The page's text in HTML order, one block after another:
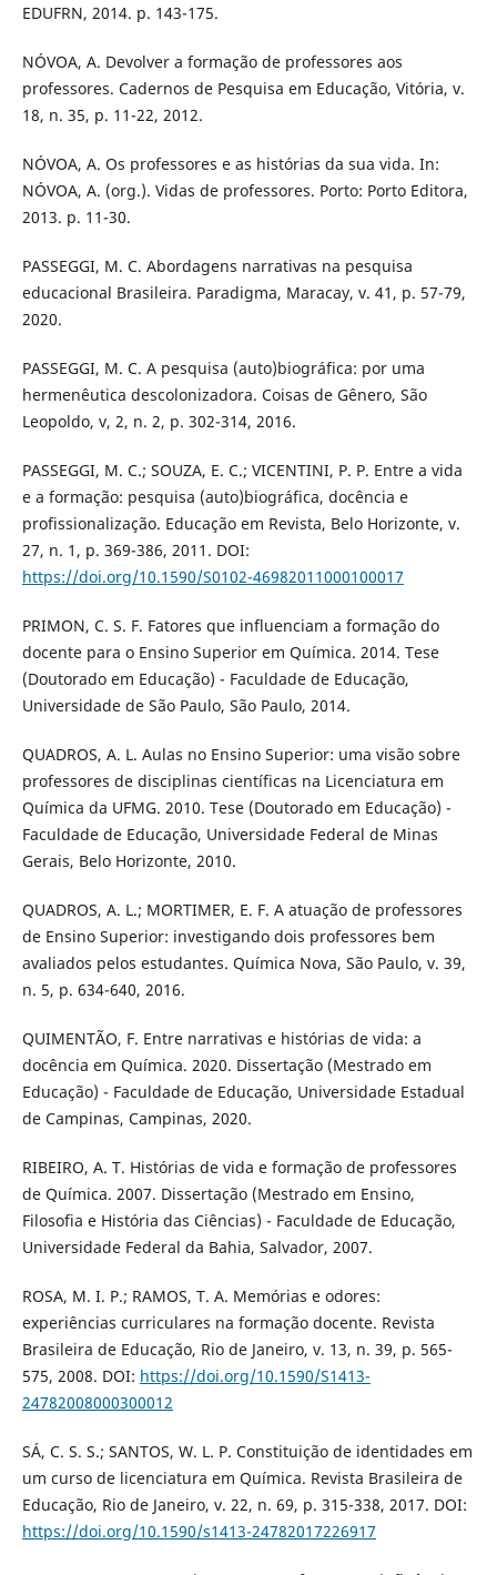
EDUFRN, 2014. p. 143-175.
NÓVOA, A. Devolver a formação de professores aos
professores. Cadernos de Pesquisa em Educação, Vitória, v.
18, n. 35, p. 11-22, 2012.
NÓVOA, A. Os professores e as histórias da sua vida. In:
NÓVOA, A. (org.). Vidas de professores. Porto: Porto Editora,
2013. p. 11-30.
PASSEGGI, M. C. Abordagens narrativas na pesquisa
educacional Brasileira. Paradigma, Maracay, v. 41, p. 57-79,
2020.
PASSEGGI, M. C. A pesquisa (auto)biográfica: por uma
hermenêutica descolonizadora. Coisas de Gênero, São
Leopoldo, v, 2, n. 2, p. 302-314, 2016.
PASSEGGI, M. C.; SOUZA, E. C.; VICENTINI, P. P. Entre a vida
e a formação: pesquisa (auto)biográfica, docência e
profissionalização. Educação em Revista, Belo Horizonte, v.
27, n. 1, p. 369-386, 2011. DOI:
https://doi.org/10.1590/S0102-46982011000100017
PRIMON, C. S. F. Fatores que influenciam a formação do
docente para o Ensino Superior em Química. 2014. Tese
(Doutorado em Educação) - Faculdade de Educação,
Universidade de São Paulo, São Paulo, 2014.
QUADROS, A. L. Aulas no Ensino Superior: uma visão sobre
professores de disciplinas científicas na Licenciatura em
Química da UFMG. 2010. Tese (Doutorado em Educação) -
Faculdade de Educação, Universidade Federal de Minas
Gerais, Belo Horizonte, 2010.
QUADROS, A. L.; MORTIMER, E. F. A atuação de professores
de Ensino Superior: investigando dois professores bem
avaliados pelos estudantes. Química Nova, São Paulo, v. 39,
n. 5, p. 634-640, 2016.
QUIMENTÃO, F. Entre narrativas e histórias de vida: a
docência em Química. 2020. Dissertação (Mestrado em
Educação) - Faculdade de Educação, Universidade Estadual
de Campinas, Campinas, 2020.
RIBEIRO, A. T. Histórias de vida e formação de professores
de Química. 2007. Dissertação (Mestrado em Ensino,
Filosofia e História das Ciências) - Faculdade de Educação,
Universidade Federal da Bahia, Salvador, 2007.
ROSA, M. I. P.; RAMOS, T. A. Memórias e odores:
experiências curriculares na formação docente. Revista
Brasileira de Educação, Rio de Janeiro, v. 13, n. 39, p. 565-
575, 2008. DOI: https://doi.org/10.1590/S1413-
24782008000300012
SÁ, C. S. S.; SANTOS, W. L. P. Constituição de identidades em
um curso de licenciatura em Química. Revista Brasileira de
Educação, Rio de Janeiro, v. 22, n. 69, p. 315-338, 2017. DOI:
https://doi.org/10.1590/s1413-24782017226917